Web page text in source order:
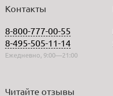
Контакты
8-800-777-00-55
8-495-505-11-14
Ежедневно, 9:00—21:00
Читайте отзывы